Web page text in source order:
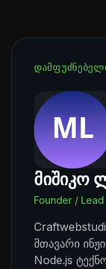
მიშიკო
Founder /
მთავარი
Node.js